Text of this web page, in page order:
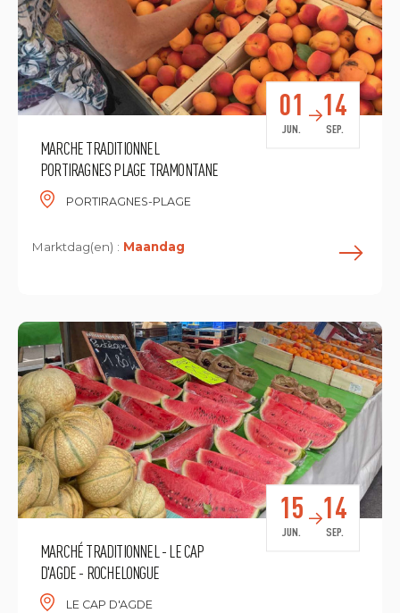
MARCHE TRADITIONNEL
PORTIRAGNES PLAGE TRAMONTANE
PORTIRAGNES-PLAGE
01
JUN.
14
SEP.
Marktdag(en) : Maandag
MARCHÉ TRADITIONNEL - LE CAP
D'AGDE - ROCHELONGUE
LE CAP D'AGDE
15
JUN.
14
SEP.